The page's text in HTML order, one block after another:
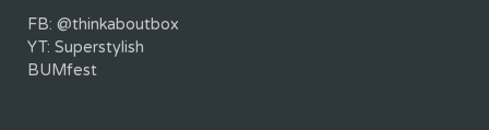
FB: @thinkaboutbox
YT: Superstylish
BUMfest